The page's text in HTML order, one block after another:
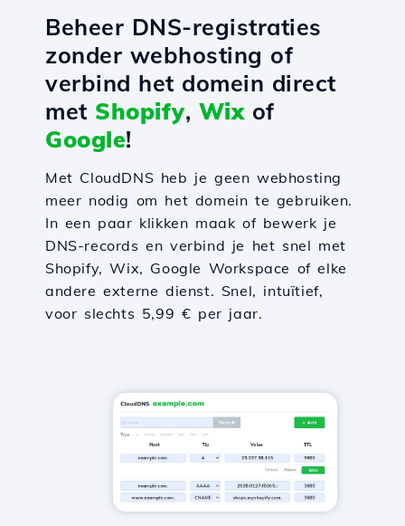
Beheer DNS-registraties
zonder webhosting of
verbind het domein direct
met Shopify, Wixof
Google!
Met CloudDNS heb je geen webhosting
meer nodig om het domein te gebruiken.
In een paar klikken maak of bewerk je
DNS-records en verbind je het snel met
Shopify, Wix, Google Workspace of elke
andere externe dienst. Snel, intuïtief,
voor slechts 5,99 € per jaar.